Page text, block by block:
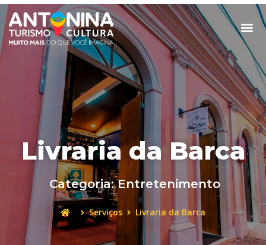
Livraria da Barca
Categoria:Entretenimento
Serviços Livraria da Barca